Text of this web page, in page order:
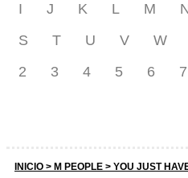
I
J K L M
S
T U V W
2
3 4 5 6 7
INICIO > M PEOPLE > YOU JUST